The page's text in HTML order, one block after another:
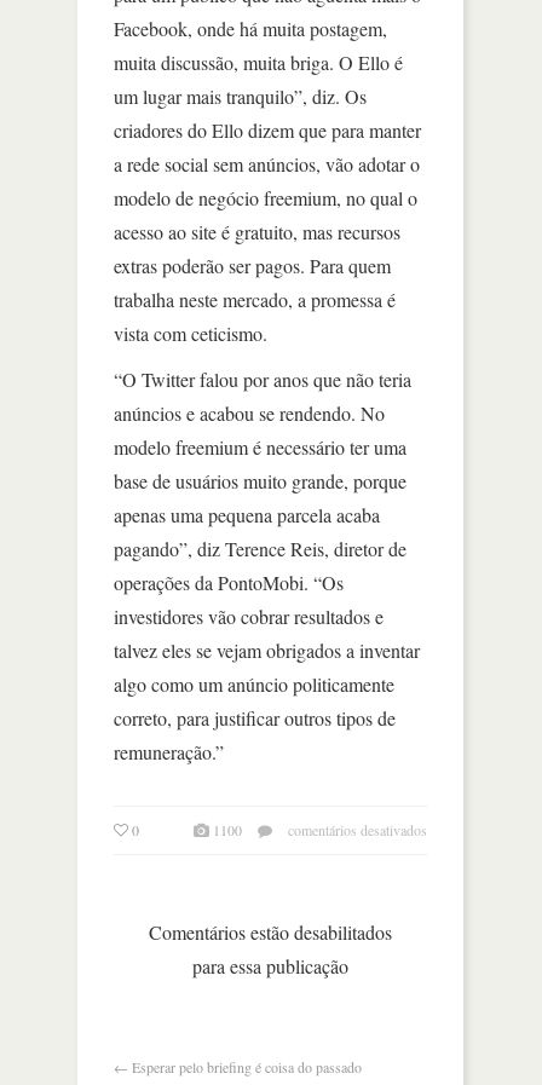
Facebook, onde há muita postagem,
muita discussão, muita briga. O Ello é
um lugar mais tranquilo”, diz. Os
criadores do Ello dizem que para manter
a rede social sem anúncios, vão adotar o
modelo de negócio freemium, no qual o
acesso ao site é gratuito, mas recursos
extras poderão ser pagos. Para quem
trabalha neste mercado, a promessa é
vista com ceticismo.
“O Twitter falou por anos que não teria
anúncios e acabou se rendendo. No
modelo freemium é necessário ter uma
base de usuários muito grande, porque
apenas uma pequena parcela acaba
pagando”, diz Terence Reis, diretor de
operações da PontoMobi. “Os
investidores vão cobrar resultados e
talvez eles se vejam obrigados a inventar
algo como um anúncio politicamente
correto, para justificar outros tipos de
remuneração.”
0 1100 comentários desativados
Comentários estão desabilitados
para essa publicação
← Esperar pelo briefing é coisa do passado